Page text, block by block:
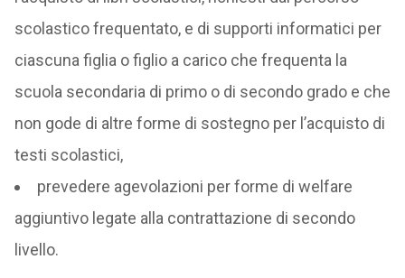
scolastico frequentato, e di supporti informatici per
ciascuna figlia o figlio a carico che frequenta la
scuola secondaria di primo o di secondo grado e che
non gode di altre forme di sostegno per l’acquisto di
testi scolastici,
prevedere agevolazioni per forme di welfare
aggiuntivo legate alla contrattazione di secondo
livello.